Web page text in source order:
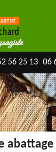
56 25 13 06